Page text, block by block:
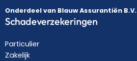
Onderdeel van Blauw Assurantiën B.V.
Schadeverzekeringen
Particulier
Zakelijk